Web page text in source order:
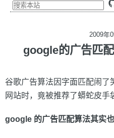
2009年
google的广告匹
谷歌广告算法因字面匹配闹了
网站时，竟被推荐了蟒蛇皮手
google 的广告匹配算法其实